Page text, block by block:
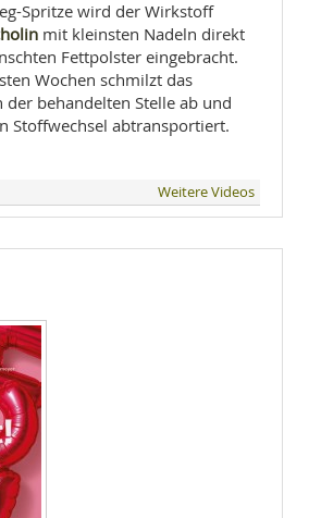
Spritze wird der Wirkstoff
mit kleinsten Nadeln direkt
Fettpolster eingebracht.
Wochen schmilzt das
der behandelten Stelle ab und
Stoffwechsel abtransportiert.
Weitere Videos